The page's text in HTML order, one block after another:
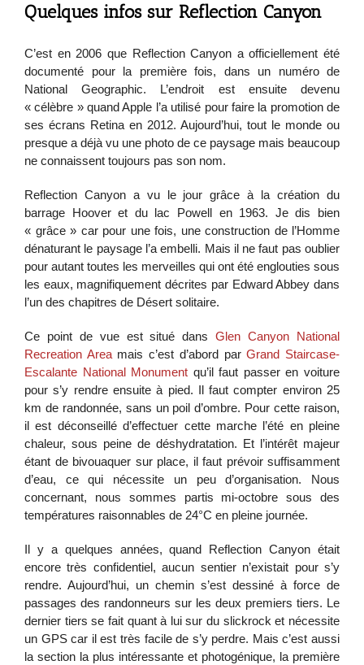
Quelques infos sur Reflection Canyon
C’est en 2006 que Reflection Canyon a officiellement été
documenté pour la première fois, dans un numéro de
National Geographic. L’endroit est ensuite devenu
« célèbre » quand Apple l’a utilisé pour faire la promotion de
ses écrans Retina en 2012. Aujourd’hui, tout le monde ou
presque a déjà vu une photo de ce paysage mais beaucoup
ne connaissent toujours pas son nom.
Reflection Canyon a vu le jour grâce à la création du
barrage Hoover et du lac Powell en 1963. Je dis bien
« grâce » car pour une fois, une construction de l’Homme
dénaturant le paysage l’a embelli. Mais il ne faut pas oublier
pour autant toutes les merveilles qui ont été englouties sous
les eaux, magnifiquement décrites par Edward Abbey dans
l’un des chapitres de Désert solitaire.
Ce point de vue est situé dansGlen Canyon National
Recreation Areamais c’est d’abord parGrand Staircase-
Escalante National Monument qu’il faut passer en voiture
pour s’y rendre ensuite à pied. Il faut compter environ 25
km de randonnée, sans un poil d’ombre. Pour cette raison,
il est déconseillé d’effectuer cette marche l’été en pleine
chaleur, sous peine de déshydratation. Et l’intérêt majeur
étant de bivouaquer sur place, il faut prévoir suffisamment
d’eau, ce qui nécessite un peu d’organisation. Nous
concernant, nous sommes partis mi-octobre sous des
températures raisonnables de 24°C en pleine journée.
Il y a quelques années, quand Reflection Canyon était
encore très confidentiel, aucun sentier n’existait pour s’y
rendre. Aujourd’hui, un chemin s’est dessiné à force de
passages des randonneurs sur les deux premiers tiers. Le
dernier tiers se fait quant à lui sur du slickrock et nécessite
un GPS car il est très facile de s’y perdre. Mais c’est aussi
la section la plus intéressante et photogénique, la première